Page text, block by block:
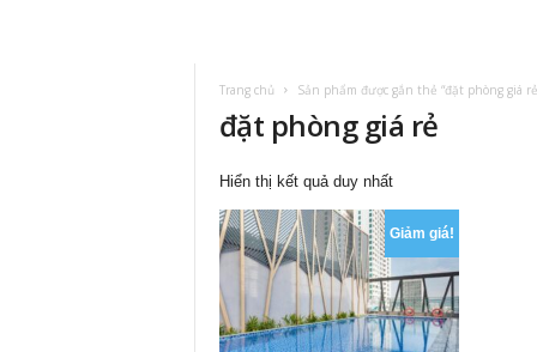
Trang chủ Sản phẩm được gắn thẻ “đặt phòng giá
đặt phòng giá rẻ
Hiển thị kết quả duy nhất
Giảm giá!